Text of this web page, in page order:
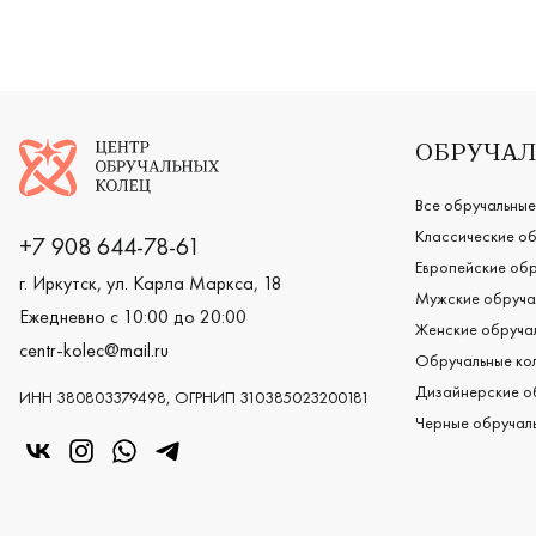
Логотип компании
+7 908 644-78-61
г. Иркутск, ул. Карла Маркса, 18
Ежедневно с 10:00 до 20:00
centr-kolec@mail.ru
ИНН 380803379498, ОГРНИП 310385023200181
«Центр колец» в VK
«Центр колец» в Instagram
«Центр колец» в Whatsapp
«Центр колец» в Telegram
Все
Классические
Европейские
Мужские
Женские
Обручальные
Дизайнерские
Черные